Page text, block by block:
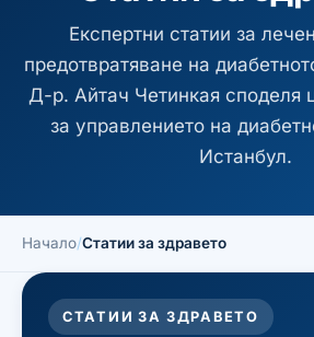
Експертни статии за
предотвратяване на
Д-р. Айтач Четинкая споделя
за управлението на
Истанбул.
Начало/Статии за здравето
СТАТИИ ЗА ЗДРАВЕТО